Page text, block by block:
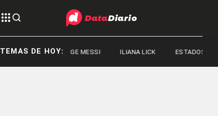
TEMAS DE HOY:JORGE MESSI ILIANA LICK ESTADOS